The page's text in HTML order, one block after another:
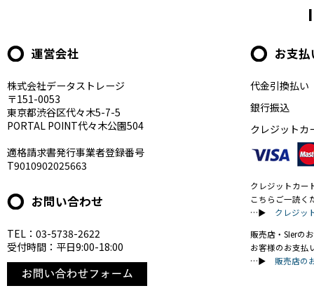
運営会社
株式会社データストレージ
〒151-0053
東京都渋谷区代々木5-7-5
PORTAL POINT代々木公園504
適格請求書発行事業者登録番号
T9010902025663
お問い合わせ
TEL：03-5738-2622
受付時間：平日9:00-18:00
お支
代金引換払い
銀行振込
クレジットカ
クレジットカー
こちらご一読く
…▶ クレジッ
販売店・SIerの
お客様のお支払
…▶ 販売店の